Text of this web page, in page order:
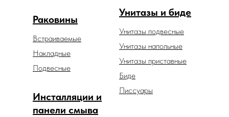
Унитазы и биде
Унитазы подвесные
Унитазы напольные
Унитазы приставные
Раковины
Встраиваемые
Накладные
Подвесные
Биде
Инсталляции и
панели смыва
Писсуары